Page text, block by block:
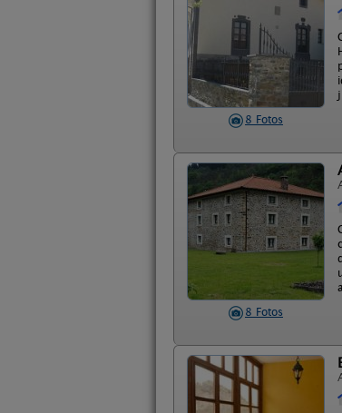
8 Fotos
8 Fotos